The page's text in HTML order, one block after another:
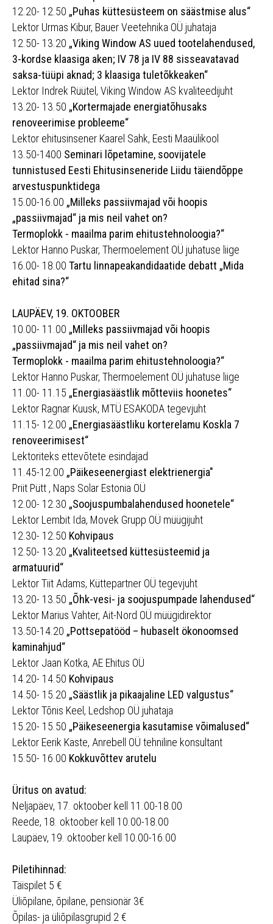
12.20- 12.50 „Puhas küttesüsteem on säästmise alus“
Lektor Urmas Kibur, Bauer Veetehnika OÜ juhataja
12.50- 13.20 „Viking Window AS uued tootelahendused,
3-kordse klaasiga aken; IV 78 ja IV 88 sisseavatavad
saksa-tüüpi aknad; 3 klaasiga tuletõkkeaken“
Lektor Indrek Rüütel, Viking Window AS kvaliteedijuht
13.20- 13.50 „Kortermajade energiatõhusaks
renoveerimise probleeme“
Lektor ehitusinsener Kaarel Sahk, Eesti Maaülikool
13.50-1400 Seminari lõpetamine, soovijatele
tunnistused Eesti Ehitusinseneride Liidu täiendõppe
arvestuspunktidega
15.00-16.00 „Milleks passiivmajad või hoopis
„passiivmajad“ ja mis neil vahet on?
Termoplokk - maailma parim ehitustehnoloogia?“
Lektor Hanno Puskar, Thermoelement OÜ juhatuse liige
16.00- 18.00 Tartu linnapeakandidaatide debatt „Mida
ehitad sina?“
LAUPÄEV, 19. OKTOOBER
10.00- 11.00 „Milleks passiivmajad või hoopis
„passiivmajad“ ja mis neil vahet on?
Termoplokk - maailma parim ehitustehnoloogia?“
Lektor Hanno Puskar, Thermoelement OÜ juhatuse liige
11.00- 11.15 „Energiasäästlik mõtteviis hoonetes“
Lektor Ragnar Kuusk, MTÜ ESAKODA tegevjuht
11.15- 12.00 „Energiasäästliku korterelamu Koskla 7
renoveerimisest“
Lektoriteks ettevõtete esindajad
11.45-12.00 „Päikeseenergiast elektrienergia"
Priit Pütt , Naps Solar Estonia OÜ
12.00- 12.30 „Soojuspumbalahendused hoonetele“
Lektor Lembit Ida, Movek Grupp OÜ müügijuht
12.30- 12.50 Kohvipaus
12.50- 13.20 „Kvaliteetsed küttesüsteemid ja
armatuurid“
Lektor Tiit Adams, Küttepartner OÜ tegevjuht
13.20- 13.50 „Õhk-vesi- ja soojuspumpade lahendused“
Lektor Marius Vahter, Ait-Nord OÜ müügidirektor
13.50-14.20 „Pottsepatööd – hubaselt ökonoomsed
kaminahjud“
Lektor Jaan Kotka, AE Ehitus OÜ
14.20- 14.50 Kohvipaus
14.50- 15.20 „Säästlik ja pikaajaline LED valgustus“
Lektor Tõnis Keel, Ledshop OÜ juhataja
15.20- 15.50 „Päikeseenergia kasutamise võimalused“
Lektor Eerik Kaste, Anrebell OÜ tehniline konsultant
15.50- 16.00 Kokkuvõttev arutelu
Üritus on avatud:
Neljapäev, 17. oktoober kell 11.00-18.00
Reede, 18. oktoober kell 10.00-18.00
Laupäev, 19. oktoober kell 10.00-16.00
Piletihinnad:
Täispilet 5 €
Üliõpilane, õpilane, pensionär 3€
Õpilas- ja üliõpilasgrupid 2 €